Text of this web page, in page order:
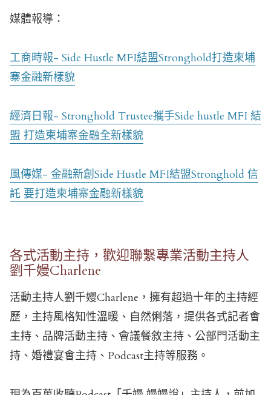
媒體報導：
工商時報- Side Hustle MFI結盟Stronghold打造柬埔
寨金融新樣貌
經濟日報- Stronghold Trustee攜手Side hustle MFI 結
盟 打造柬埔寨金融全新樣貌
風傳媒- 金融新創Side Hustle MFI結盟Stronghold 信
託 要打造柬埔寨金融新樣貌
各式活動主持，歡迎聯繫專業活動主持人
劉千嫚Charlene
活動主持人劉千嫚Charlene，擁有超過十年的主持經
歷，主持風格知性溫暖、自然俐落，提供各式記者會
主持、品牌活動主持、會議餐敘主持、公部門活動主
持、婚禮宴會主持、Podcast主持等服務。